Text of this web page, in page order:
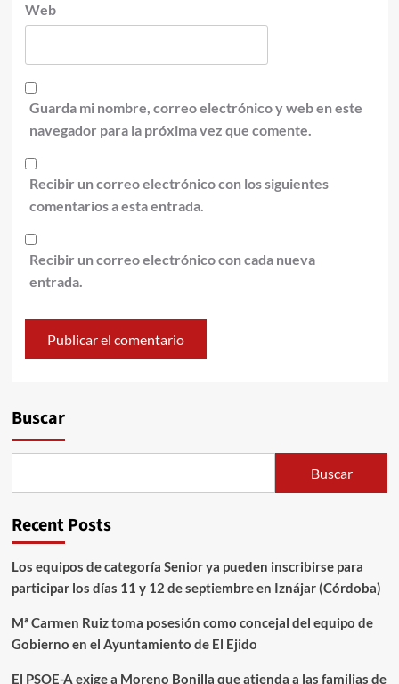
Web
Guarda mi nombre, correo electrónico y web en este
navegador para la próxima vez que comente.
Recibir un correo electrónico con los siguientes
comentarios a esta entrada.
Recibir un correo electrónico con cada nueva
entrada.
Buscar
Buscar
Recent Posts
Los equipos de categoría Senior ya pueden inscribirse para
participar los días 11 y 12 de septiembre en Iznájar (Córdoba)
Mª Carmen Ruiz toma posesión como concejal del equipo de
Gobierno en el Ayuntamiento de El Ejido
El PSOE-A exige a Moreno Bonilla que atienda a las familias de